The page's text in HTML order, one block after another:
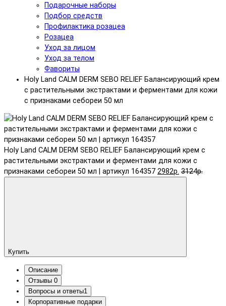
Подарочные наборы
Подбор средств
Профилактика розацеа
Розацеа
Уход за лицом
Уход за телом
Фавориты
Holy Land CALM DERM SEBO RELIEF Балансирующий крем
с растительными экстрактами и ферментами для кожи
с признаками себореи 50 мл
Holy Land CALM DERM SEBO RELIEF Балансирующий крем с
растительными экстрактами и ферментами для кожи с
признаками себореи 50 мл | артикул 164357 2982р. 3124р.
Купить
Описание
Отзывы 0
Вопросы и ответы1
Корпоративные подарки